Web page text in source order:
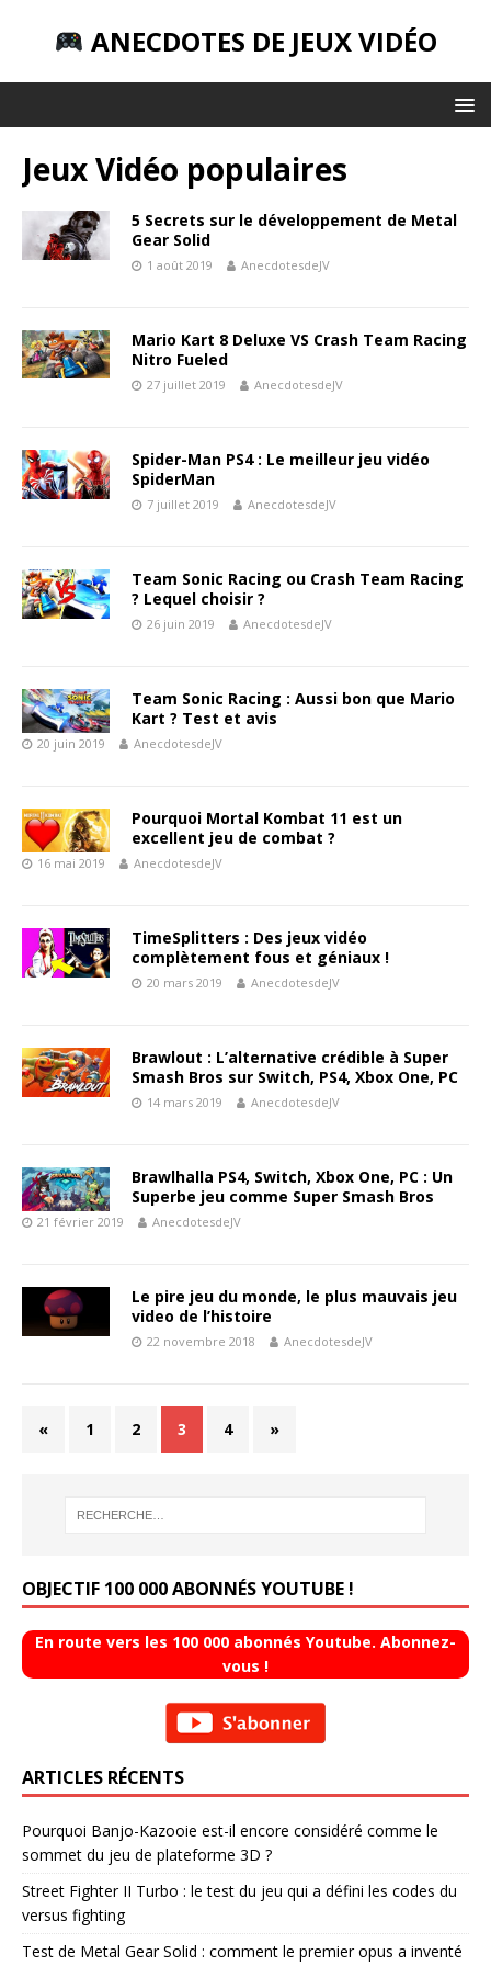
ANECDOTES DE JEUX VIDÉO
Jeux Vidéo populaires
5 Secrets sur le développement de Metal
Gear Solid
1 août 2019 AnecdotesdeJV
Mario Kart 8 Deluxe VS Crash Team Racing
Nitro Fueled
27 juillet 2019 AnecdotesdeJV
Spider-Man PS4 : Le meilleur jeu vidéo
SpiderMan
7 juillet 2019 AnecdotesdeJV
Team Sonic Racing ou Crash Team Racing
? Lequel choisir ?
26 juin 2019 AnecdotesdeJV
Team Sonic Racing : Aussi bon que Mario
Kart ? Test et avis
20 juin 2019 AnecdotesdeJV
Pourquoi Mortal Kombat 11 est un
excellent jeu de combat ?
16 mai 2019 AnecdotesdeJV
TimeSplitters : Des jeux vidéo
complètement fous et géniaux !
20 mars 2019 AnecdotesdeJV
Brawlout : L’alternative crédible à Super
Smash Bros sur Switch, PS4, Xbox One, PC
14 mars 2019 AnecdotesdeJV
Brawlhalla PS4, Switch, Xbox One, PC : Un
Superbe jeu comme Super Smash Bros
21 février 2019 AnecdotesdeJV
Le pire jeu du monde, le plus mauvais jeu
video de l’histoire
22 novembre 2018 AnecdotesdeJV
« 1 2 3 4 »
OBJECTIF 100 000 ABONNÉS YOUTUBE !
En route vers les 100 000 abonnés Youtube. Abonnez-
vous !
ARTICLES RÉCENTS
Pourquoi Banjo-Kazooie est-il encore considéré comme le
sommet du jeu de plateforme 3D ?
Street Fighter II Turbo : le test du jeu qui a défini les codes du
versus fighting
Test de Metal Gear Solid : comment le premier opus a inventé